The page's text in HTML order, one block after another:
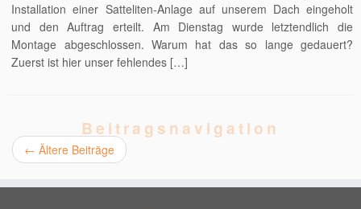
Installation einer Satteliten-Anlage auf unserem Dach eingeholt
und den Auftrag erteilt. Am Dienstag wurde letztendlich die
Montage abgeschlossen. Warum hat das so lange gedauert?
Zuerst ist hier unser fehlendes […]
Beitragsnavigation
← Ältere Beiträge